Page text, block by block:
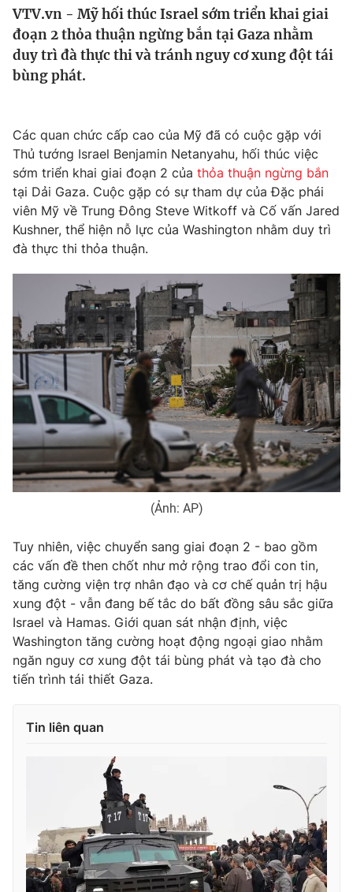
Thế giới
Tin tức
Thế giới đó đây
Kinh tế
Thị trường
Góc doanh nghiệp
Truyền hình
Phim VTV
Hậu trường
Nhân vật
Giải sao mai
Giải trí
Điện ảnh
Đời sống
Làm đẹp
Chất lượng cuộc sống
Giáo dục
Tuyển sinh
Học trực tuyến
Công nghệ
Hitech Công nghệ tương lai
Sản phẩm
Thị trường
Tư vấn
Giao lưu trực tuyến
Lịch phát sóng
Chuyên mục khác
Podcast
Photo Infographic
Video Shorts video
VTV Money VTV Thể thao
Vươn mình bằng AI
VTV9 VTV8
Liên hệ tòa soạn English
VTV.vn - Mỹ hối thúc Israel sớm triển khai giai
đoạn 2 thỏa thuận ngừng bắn tại Gaza nhằm
duy trì đà thực thi và tránh nguy cơ xung đột tái
bùng phát.
Các quan chức cấp cao của Mỹ đã có cuộc gặp với
Thủ tướng Israel Benjamin Netanyahu, hối thúc việc
sớm triển khai giai đoạn 2 của thỏa thuận ngừng bắn
tại Dải Gaza. Cuộc gặp có sự tham dự của Đặc phái
viên Mỹ về Trung Đông Steve Witkoff và Cố vấn Jared
Kushner, thể hiện nỗ lực của Washington nhằm duy trì
đà thực thi thỏa thuận.
(Ảnh: AP)
Tuy nhiên, việc chuyển sang giai đoạn 2 - bao gồm
các vấn đề then chốt như mở rộng trao đổi con tin,
tăng cường viện trợ nhân đạo và cơ chế quản trị hậu
xung đột - vẫn đang bế tắc do bất đồng sâu sắc giữa
Israel và Hamas. Giới quan sát nhận định, việc
Washington tăng cường hoạt động ngoại giao nhằm
ngăn nguy cơ xung đột tái bùng phát và tạo đà cho
tiến trình tái thiết Gaza.
Tin liên quan